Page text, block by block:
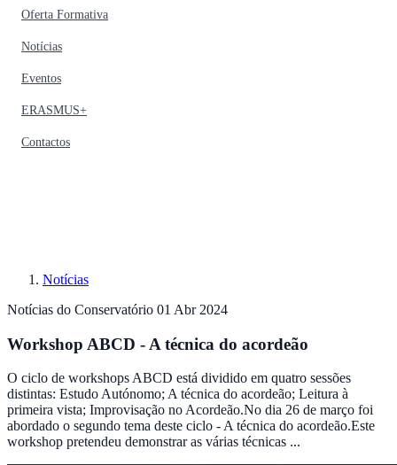
Oferta Formativa
Notícias
Eventos
ERASMUS+
Contactos
Notícias
Notícias do Conservatório 01 Abr 2024
Workshop ABCD - A técnica do acordeão
O ciclo de workshops ABCD está dividido em quatro sessões
distintas: Estudo Autónomo; A técnica do acordeão; Leitura à
primeira vista; Improvisação no Acordeão.No dia 26 de março foi
abordado o segundo tema deste ciclo - A técnica do acordeão.Este
workshop pretendeu demonstrar as várias técnicas ...